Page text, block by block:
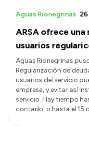
ARSA ofrece una
usuarios
Aguas Rionegrinas
Aguas Rionegrinas
Regularización de
usuarios del servicio
empresa, y evitar así
servicio. Hay tiempo
contado, o hasta el 15